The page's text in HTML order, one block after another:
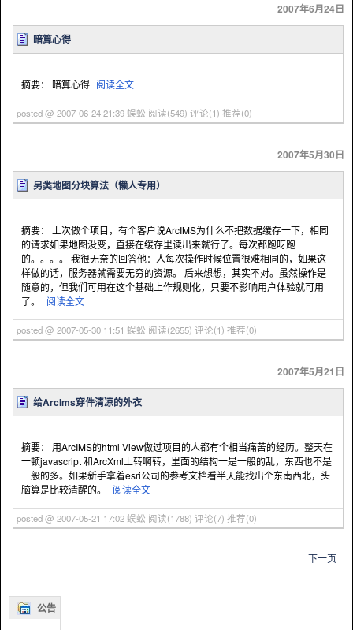
公告
2007年6月24日
暗算心得
摘要： 暗算心得 阅读全文
posted @ 2007-06-24 21:39 蜈蚣 阅读(549) 评论(1) 推荐(0)
2007年5月30日
另类地图分块算法（懒人专用）
摘要： 上次做个项目，有个客户说ArcIMS为什么不把数据缓存一下，相同
的请求如果地图没变，直接在缓存里读出来就行了。每次都跑呀跑
的。。。。 我很无奈的回答他：人每次操作时候位置很难相同的，如果这
样做的话，服务器就需要无穷的资源。 后来想想，其实不对。虽然操作是
随意的，但我们可用在这个基础上作规则化，只要不影响用户体验就可用
了。
阅读全文
posted @ 2007-05-30 11:51 蜈蚣 阅读(2655) 评论(1) 推荐(0)
2007年5月21日
给ArcIms穿件清凉的外衣
摘要： 用ArcIMS的html View做过项目的人都有个相当痛苦的经历。整天在
一顿javascript 和ArcXml上转啊转，里面的结构一是一般的乱，东西也不是
一般的多。如果新手拿着esri公司的参考文档看半天能找出个东南西北，头
脑算是比较清醒的。
阅读全文
posted @ 2007-05-21 17:02 蜈蚣 阅读(1788) 评论(7) 推荐(0)
下一页